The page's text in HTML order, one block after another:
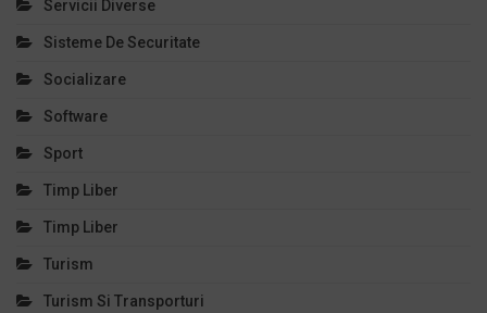
Servicii Diverse
Sisteme De Securitate
Socializare
Software
Sport
Timp Liber
Timp Liber
Turism
Turism Si Transporturi